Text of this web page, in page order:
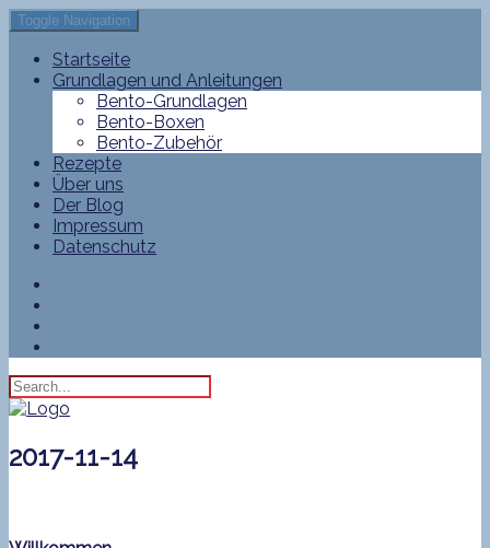
Toggle Navigation
Startseite
Grundlagen und Anleitungen
Bento-Grundlagen
Bento-Boxen
Bento-Zubehör
Rezepte
Über uns
Der Blog
Impressum
Datenschutz
2017-11-14